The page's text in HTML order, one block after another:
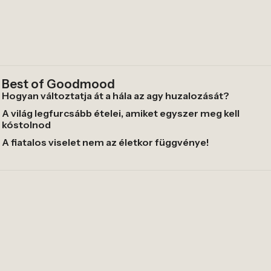
Best of Goodmood
Hogyan változtatja át a hála az agy huzalozását?
A világ legfurcsább ételei, amiket egyszer meg kell
kóstolnod
A fiatalos viselet nem az életkor függvénye!